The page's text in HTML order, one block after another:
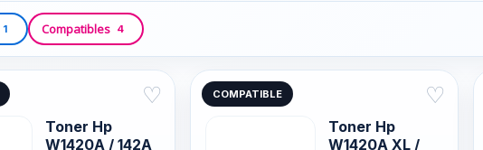
1 Compatibles 4
♡
Toner Hp
W1420A / 142A
COMPATIBLE ♡
Toner Hp
W1420A XL /